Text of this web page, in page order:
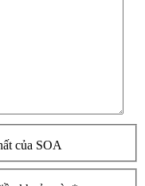
của SOA